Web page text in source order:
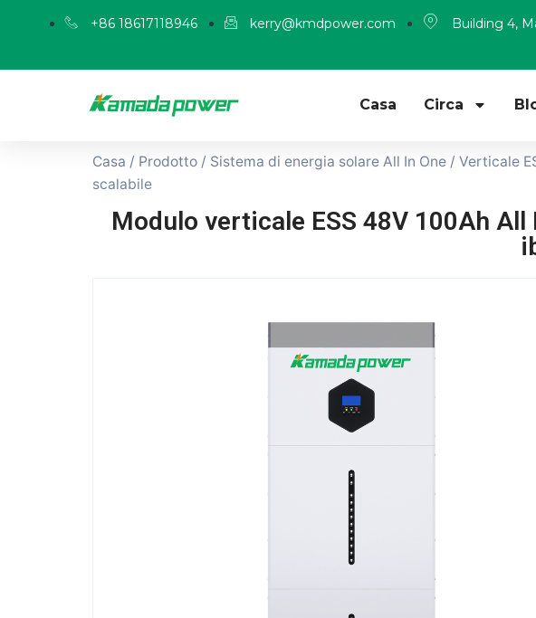
+86 18617118946 kerry@kmdpower.com Building 4,
Casa Circa
Casa / Prodotto / Sistema di energia solare All In One / Verticale
scalabile
Modulo verticale ESS 48V 100Ah